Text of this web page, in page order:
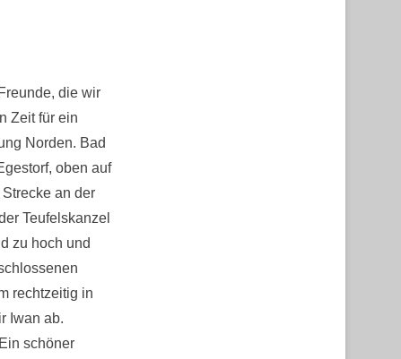
die wir
Zeit für ein
Norden. Bad
oben auf
an der
Teufelskanzel
zu hoch und
rechtzeitig in
Iwan ab.
schöner